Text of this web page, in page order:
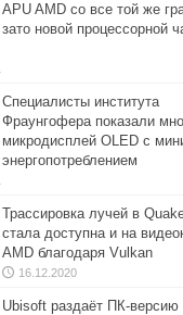
APU AMD со все той же
зато новой процессорной
Специалисты института
Фраунгофера показали
микродисплей OLED с
энергопотреблением
Трассировка лучей в
стала доступна и на
AMD благодаря Vulkan
16.12.2020
Ubisoft раздаёт ПК-версию